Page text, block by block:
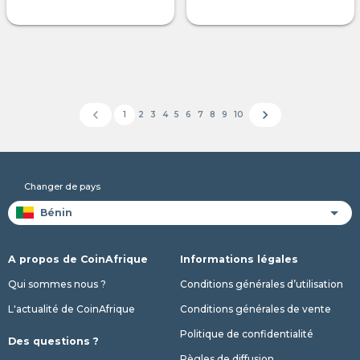
chevron_left 1 2 3 4 5 6 7 8 9 10 chevron_right
Changer de pays
A propos de CoinAfrique
Qui sommes nous ?
L'actualité de CoinAfrique
Des questions ?
Informations légales
Conditions générales d’utilisation
Conditions générales de vente
Politique de confidentialité